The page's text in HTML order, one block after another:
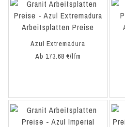
Azul Extremadura
Ab 173.68 €/lfm